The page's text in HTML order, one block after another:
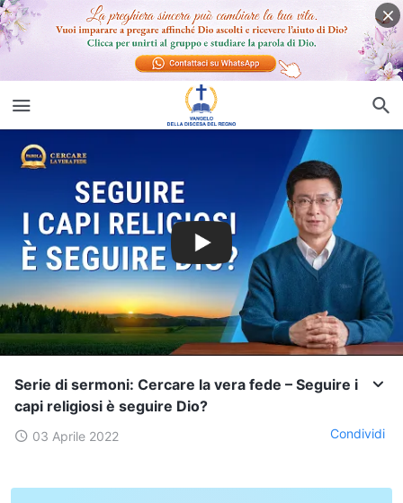
Serie di sermoni: Cercare la vera fede – Seguire i
capi religiosi è seguire Dio?
03 Aprile 2022 Condividi